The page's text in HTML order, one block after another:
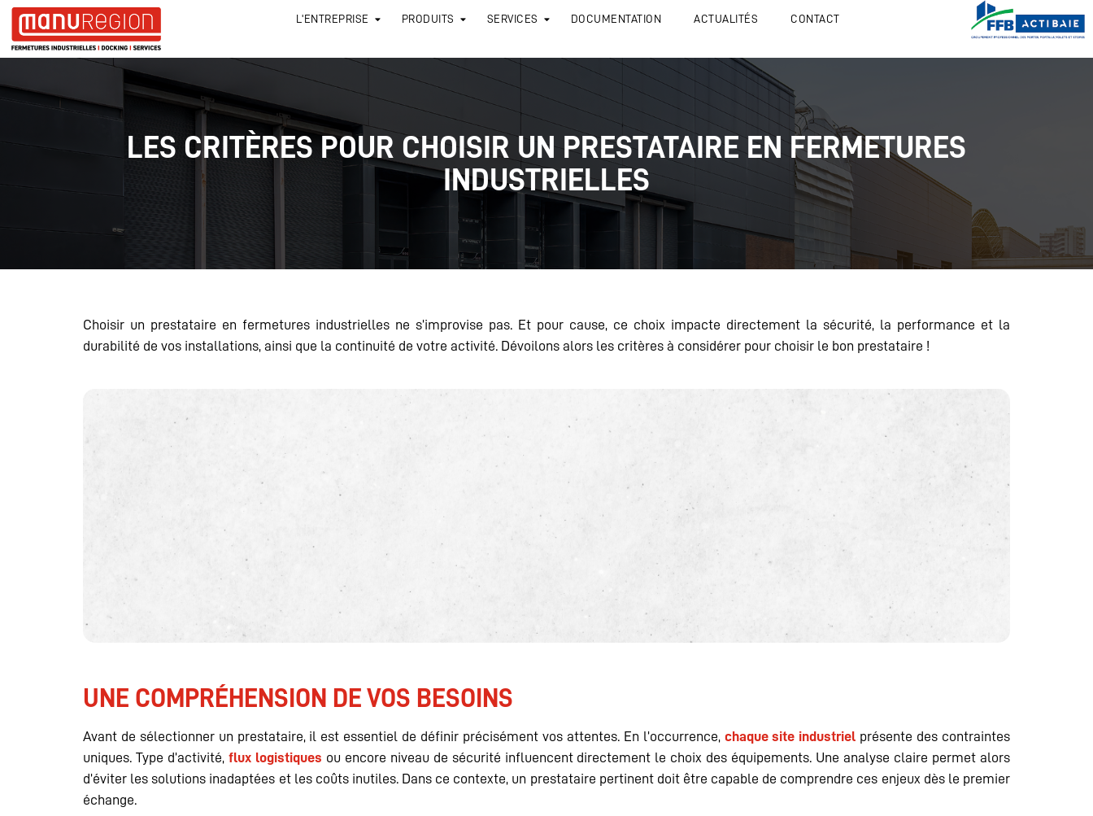
L'ENTREPRISE PRODUITS SERVICES DOCUMENTATION ACTUALITÉS CONTACT
LES CRITÈRES POUR CHOISIR UN PRESTATAIRE EN FERMETURES
INDUSTRIELLES
Choisir un prestataire en fermetures industrielles ne s’improvise pas. Et pour cause, ce choix impacte directement la sécurité, la performance et la
durabilité de vos installations, ainsi que la continuité de votre activité. Dévoilons alors les critères à considérer pour choisir le bon prestataire !
UNE COMPRÉHENSION DE VOS BESOINS
Avant de sélectionner un prestataire, il est essentiel de définir précisément vos attentes. En l’occurrence, chaque site industriel présente des contraintes
uniques. Type d’activité,flux logistiques ou encore niveau de sécurité influencent directement le choix des équipements. Une analyse claire permet alors
d’éviter les solutions inadaptées et les coûts inutiles. Dans ce contexte, un prestataire pertinent doit être capable de comprendre ces enjeux dès le premier
échange.